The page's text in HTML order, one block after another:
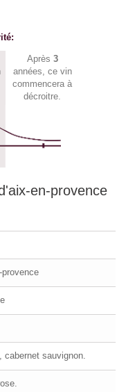
Après 3
années, ce vin
commencera à
décroitre.
en-provence
provence
cabernet sauvignon.